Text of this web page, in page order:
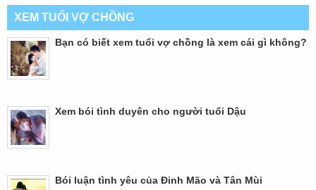
XEM TUỔI VỢ CHỒNG
Bạn có biết xem tuổi vợ chồng là xem cái gì không?
Xem bói tình duyên cho người tuổi Dậu
Bói luận tình yêu của Đinh Mão và Tân Mùi